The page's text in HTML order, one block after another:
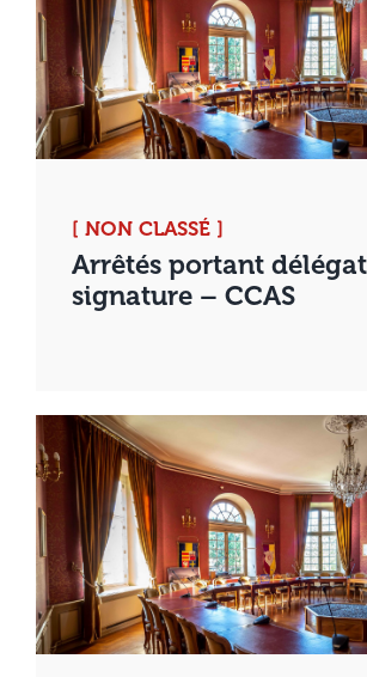
[ NON CLASSÉ ]
Arrêtés portant
signature – CCAS